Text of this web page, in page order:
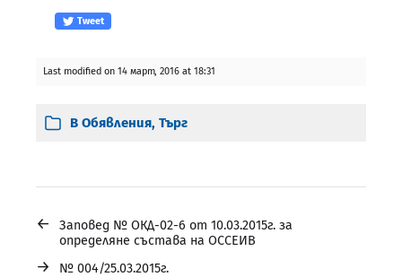
Tweet
Last modified on 14 март, 2016 at 18:31
В Обявления, Търг
←
Заповед № ОКД-02-6 от 10.03.2015г. за
определяне състава на ОССЕИВ
→ № 004/25.03.2015г.